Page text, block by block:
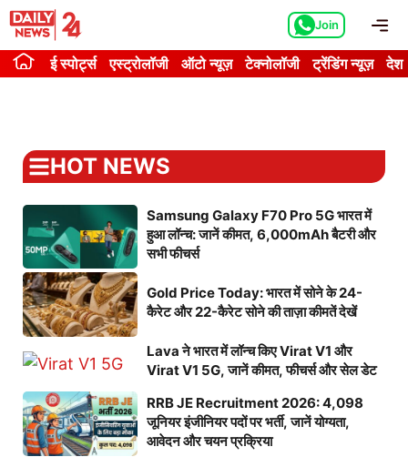
Skip
content
Join
ई स्पोर्ट्स एस्ट्रोलॉजी ऑटो न्यूज़ टेक्नोलॉजी ट्रेंडिंग न्यूज़ देश
HOT NEWS
Samsung Galaxy F70 Pro 5G भारत में
हुआ लॉन्च: जानें कीमत, 6,000mAh बैटरी और
सभी फीचर्स
Gold Price Today: भारत में सोने के 24-
कैरेट और 22-कैरेट सोने की ताज़ा कीमतें देखें
Lava ने भारत में लॉन्च किए Virat V1 और
Virat V1 5G, जानें कीमत, फीचर्स और सेल डेट
RRB JE Recruitment 2026: 4,098
जूनियर इंजीनियर पदों पर भर्ती, जानें योग्यता,
आवेदन और चयन प्रक्रिया